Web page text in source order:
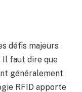
défis majeurs
Il faut dire que
généralement
RFID apporte